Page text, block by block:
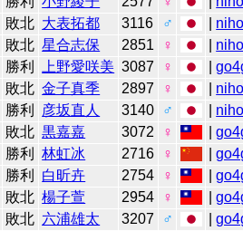
敗北 大表拓都 3116 ♂
敗北 星合志保 2851 ♀
勝利 上野愛咲美 3087 ♀ |
敗北 金子真季 2897 ♀
勝利 彦坂直人 3140 ♂
敗北 黒嘉嘉 3072 ♀ |
勝利 林虹冰 2716 ♀ |
勝利 白昕卉 2754 ♀ |
敗北 楊子萱 2954 ♀ |
敗北 六浦雄太 3207 ♂ |